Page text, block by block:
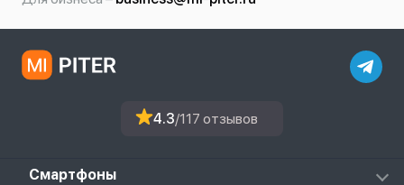
4.3/117 отзывов
Смартфоны